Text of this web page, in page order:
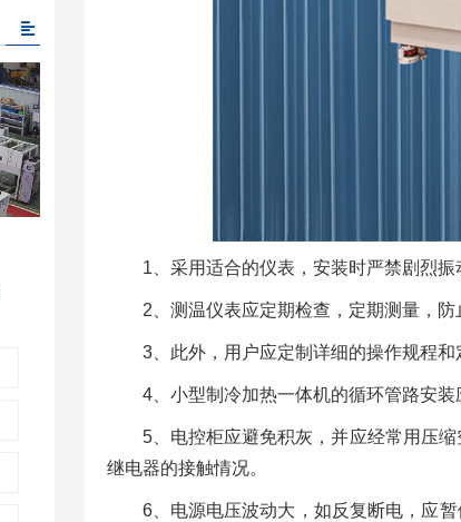
1、采用适合的仪表，安装时严禁剧烈
2、测温仪表应定期检查，定期测量，
3、此外，用户应定制详细的操作规程
4、小型制冷加热一体机的循环管路安
5、电控柜应避免积灰，并应经常用压
继电器的接触情况。
6、电源电压波动大，如反复断电，应